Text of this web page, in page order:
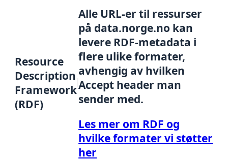
Resource
Description
Framework
(RDF)
Alle URL-er til ressurser
på data.norge.no kan
levere RDF-metadata i
flere ulike formater,
avhengig av hvilken
Accept header man
sender med.
Les mer om RDF og
hvilke formater vi støtter
her